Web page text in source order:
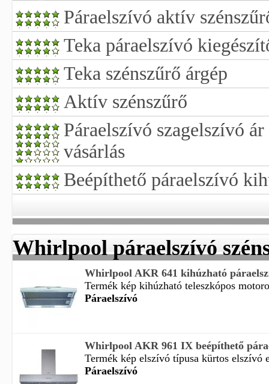
Páraelszívó aktív
Teka páraelszívó
Teka szénszűrő árgép
Aktív szénszűrő
Páraelszívó szagelszívó
vásárlás
Beépíthető páraelszívó
Whirlpool páraelszívó
Whirlpool AKR 641 kihúzható
Termék kép kihúzható teleszkópos
Páraelszívó
Whirlpool AKR 961 IX beépíthető
Termék kép elszívó típusa kürtos elszívó
Páraelszívó